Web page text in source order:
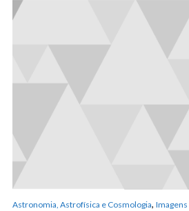
Astronomia, Astrofísica e Cosmologia, Imagens